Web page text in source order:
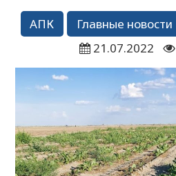
АПК Главные новости
21.07.2022